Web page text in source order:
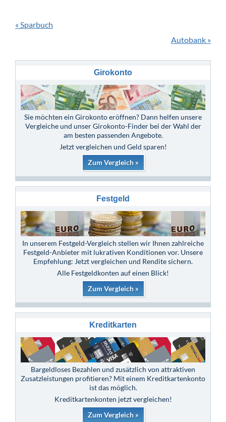
« Sparbuch
Autobank »
Girokonto
Sie möchten ein Girokonto eröffnen? Dann helfen unsere
Vergleiche und unser Girokonto-Finder bei der Wahl der
am besten passenden Angebote.
Jetzt vergleichen und Geld sparen!
Zum Vergleich »
Festgeld
In unserem Festgeld-Vergleich stellen wir Ihnen zahlreiche
Festgeld-Anbieter mit lukrativen Konditionen vor. Unsere
Empfehlung: Jetzt vergleichen und Rendite sichern.
Alle Festgeldkonten auf einen Blick!
Zum Vergleich »
Kreditkarten
Bargeldloses Bezahlen und zusätzlich von attraktiven
Zusatzleistungen profitieren? Mit einem Kreditkartenkonto
ist das möglich.
Kreditkartenkonten jetzt vergleichen!
Zum Vergleich »